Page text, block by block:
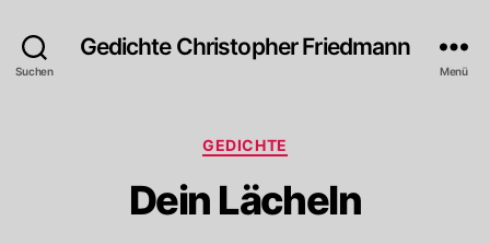
Suchen
Gedichte Christopher Friedmann
Menü
Kategorien
GEDICHTE
Dein Lächeln